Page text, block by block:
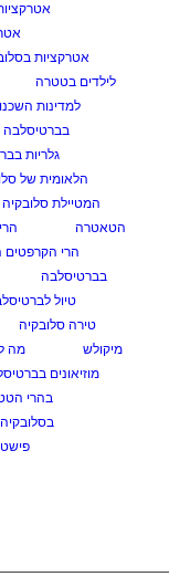
אטרקציות
לילדים בטטרה
למדינות
בברטיסלבה
גלריות
הלאומית של
המטיילת סלובקיה
הטאטרה
הרי הקרפטים
בברטיסלבה
טיול
טירה סלובקיה
מיקולש
מה
מוזיאונים
בהרי
בסלובקיה